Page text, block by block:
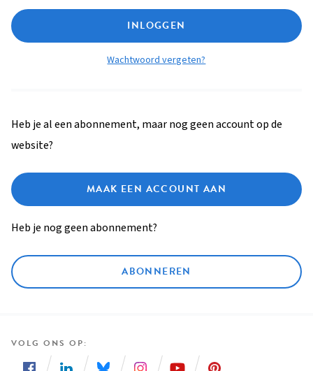
INLOGGEN
Wachtwoord vergeten?
Heb je al een abonnement, maar nog geen account op de
website?
MAAK EEN ACCOUNT AAN
Heb je nog geen abonnement?
ABONNEREN
VOLG ONS OP